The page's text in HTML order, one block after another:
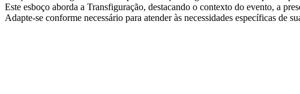
Este esboço aborda a Transfiguração, destacando o contexto do evento, a
Adapte-se conforme necessário para atender às necessidades específicas de